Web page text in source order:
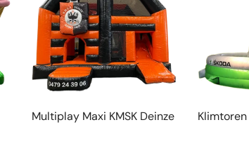
Multiplay Maxi KMSK Deinze Klimtoren